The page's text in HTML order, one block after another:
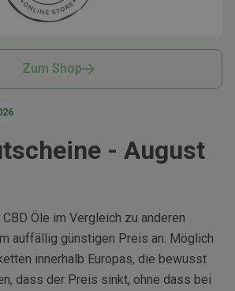
Zum Shop
- August
Öle im Vergleich zu anderen
auffällig günstigen Preis an. Möglich
innerhalb Europas, die bewusst
dass der Preis sinkt, ohne dass bei